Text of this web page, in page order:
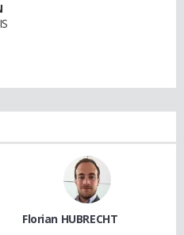
Florian HUBRECHT